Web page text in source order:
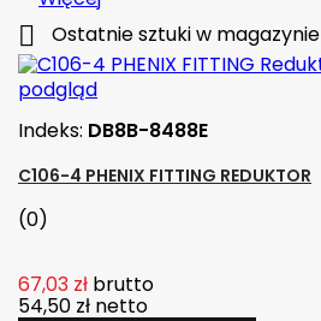
 Ostatnie sztuki w magazynie
podgląd
Indeks: DB8B-8488E
C106-4 PHENIX FITTING REDUKTOR
(0)
67,03 zł brutto
54,50 zł netto